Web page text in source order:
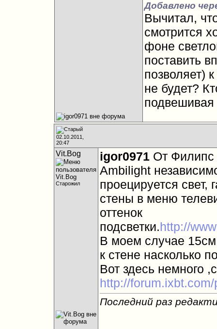
Добавлено
Вычитал,
смотрится
фоне
поставить
позволяет)
не будет?
подвешивая
02.10.2011,
20:47
Vit.Bog
Старожил
igor0971 От Филипс
Ambilight
проецируется свет,
стены в меню
оттенок
подсветки.http://
В моем случае
к стене насколько
Вот здесь немного
http://
Последний раз